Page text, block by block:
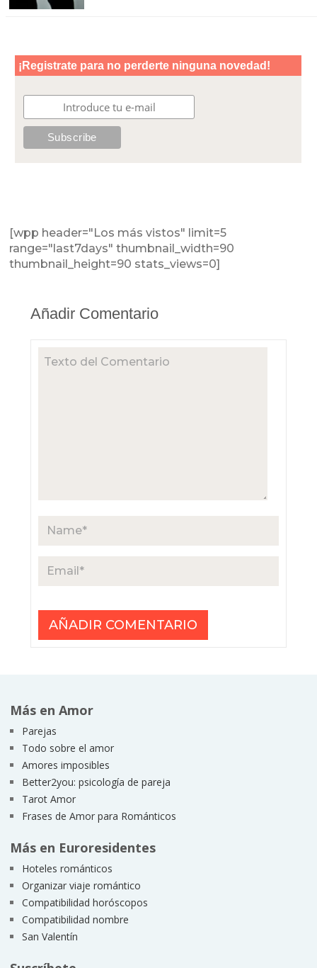
[wpp header="Los más vistos" limit=5
range="last7days" thumbnail_width=90
thumbnail_height=90 stats_views=0]
Añadir Comentario
Más en Amor
Parejas
Todo sobre el amor
Amores imposibles
Better2you: psicología de pareja
Tarot Amor
Frases de Amor para Románticos
Más en Euroresidentes
Hoteles románticos
Organizar viaje romántico
Compatibilidad horóscopos
Compatibilidad nombre
San Valentín